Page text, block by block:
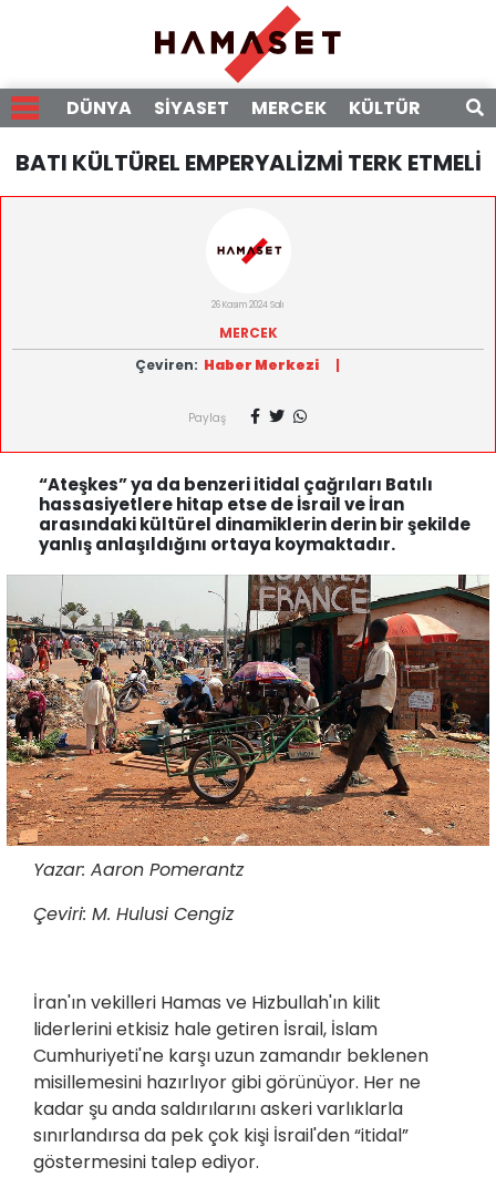
DÜNYA SİYASET MERCEK KÜLTÜR
BATI KÜLTÜREL EMPERYALİZMİ TERK ETMELİ
26 Kasım 2024 Salı
MERCEK
Çeviren: Haber Merkezi |
Paylaş
“Ateşkes” ya da benzeri itidal çağrıları Batılı
hassasiyetlere hitap etse de İsrail ve İran
arasındaki kültürel dinamiklerin derin bir şekilde
yanlış anlaşıldığını ortaya koymaktadır.
Yazar: Aaron Pomerantz
Çeviri: M. Hulusi Cengiz
İran'ın vekilleri Hamas ve Hizbullah'ın kilit
liderlerini etkisiz hale getiren İsrail, İslam
Cumhuriyeti'ne karşı uzun zamandır beklenen
misillemesini hazırlıyor gibi görünüyor. Her ne
kadar şu anda saldırılarını askeri varlıklarla
sınırlandırsa da pek çok kişi İsrail'den “itidal”
göstermesini talep ediyor.